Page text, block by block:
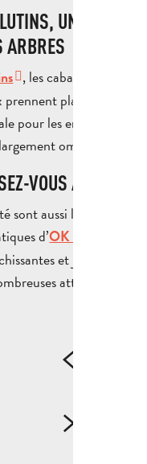
UNE
ARBRES
, les cabanes, filets
place sous une
pour les enfants qui
ombragé.
VOUS À OK
sont aussi l’occasion de
d’OK Corral
et jeux
attractions du